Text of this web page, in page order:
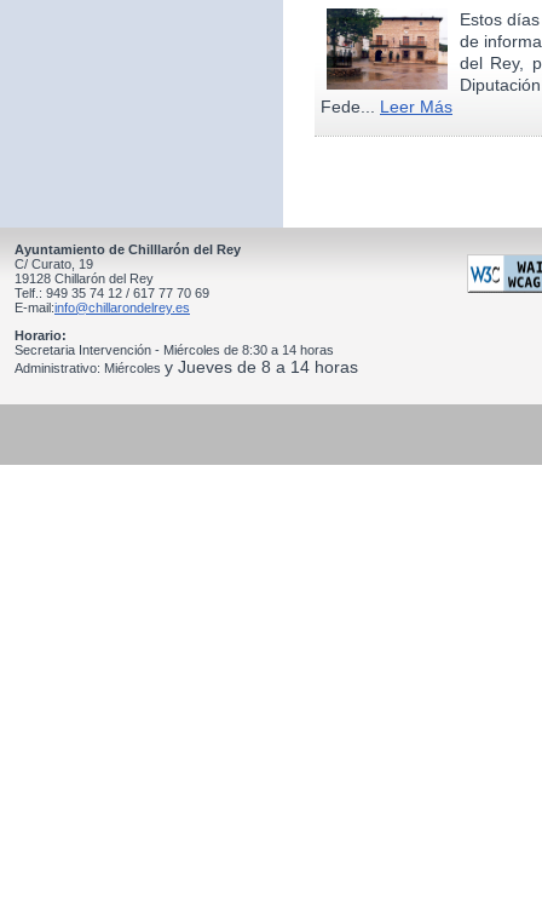
Estos
de
del Rey,
Fede... Leer Más
Ayuntamiento de Chilllarón del Rey
C/ Curato, 19
19128 Chillarón del Rey
Telf.: 949 35 74 12 / 617 77 70 69
E-mail:info@chillarondelrey.es
Horario:
Secretaria Intervención - Miércoles de 8:30 a 14 horas
Administrativo: Miércoles y Jueves de 8 a 14 horas